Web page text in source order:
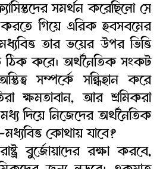
সমর্থন করেছিলো সে
গিয়ে এরিক হবসবমের
তার ভয়ের উপর ভিত্তি
ঠিক করে। অর্থনৈতিক সংকট
সম্পর্কে সন্ধিহান করে
ক্ষমতাবান, আর শ্রমিকরা
দিয়ে নিজেদের অর্থনৈতিক
কোথায় যাবে?
বুর্জোয়াদের রক্ষা করবে,